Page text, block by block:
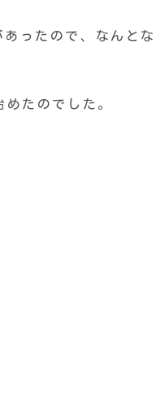
ったので、なんとな
たのでした。